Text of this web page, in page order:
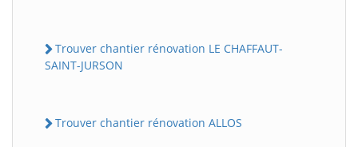
Trouver chantier rénovation LE CHAFFAUT-
SAINT-JURSON
Trouver chantier rénovation ALLOS